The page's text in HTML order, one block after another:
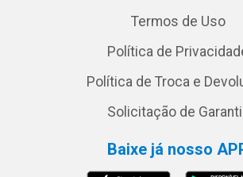
Termos de Uso
Política de
Política de Troca e
Solicitação de
Baixe já nosso